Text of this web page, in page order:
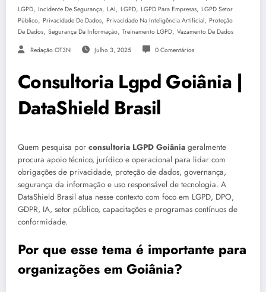
LGPD, Incidente De Segurança, LAI, LGPD, LGPD Para Empresas, LGPD Setor
Público, Privacidade De Dados, Privacidade Na Inteligência Artificial, Proteção
De Dados, Segurança Da Informação, Treinamento LGPD, Vazamento De Dados
Redação OT3N Julho 3, 2025 0 Comentários
Consultoria Lgpd Goiânia |
DataShield Brasil
Quem pesquisa por consultoria LGPD Goiânia geralmente
procura apoio técnico, jurídico e operacional para lidar com
obrigações de privacidade, proteção de dados, governança,
segurança da informação e uso responsável de tecnologia. A
DataShield Brasil atua nesse contexto com foco em LGPD, DPO,
GDPR, IA, setor público, capacitações e programas contínuos de
conformidade.
Por que esse tema é importante para
organizações em Goiânia?